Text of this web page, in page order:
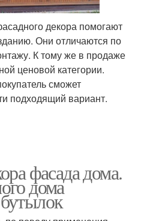
декора помогают
Они отличаются по
К тому же в продаже
ценовой категории.
сможет
подходящий вариант.
фасада дома.
дома